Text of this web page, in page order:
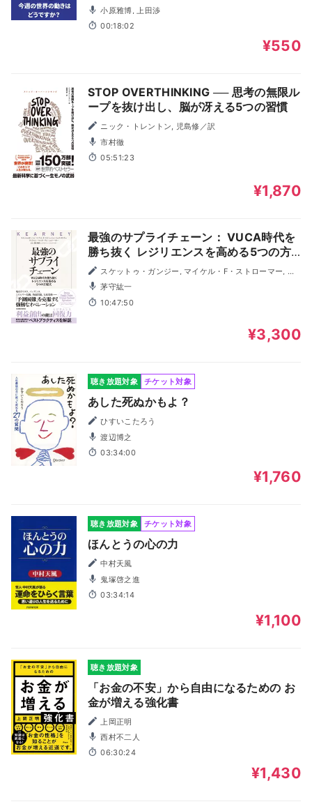
号）小原雅博, 上田渉
00:18:02
¥550
STOP OVERTHINKING ── 思考の無限ル
ープを抜け出し、脳が冴える5つの習慣
ニック・トレントン, 児島修／訳
市村徹
05:51:23
¥1,870
最強のサプライチェーン： VUCA時代を
勝ち抜く レジリエンスを高める5つの方
程式
ーク・ラクナー, ティファニー・ヒッカーソン, シェリー・
ホー, 濱口典久／監訳
茅守紘一
10:47:50
¥3,300
聴き放題対象 チケット対象
あした死ぬかもよ？
ひすいこたろう
渡辺博之
03:34:00
¥1,760
聴き放題対象 チケット対象
ほんとうの心の力
中村天風
鬼塚啓之進
03:34:14
¥1,100
聴き放題対象
「お金の不安」から自由になるための お
金が増える強化書
上岡正明
西村不二人
06:30:24
¥1,430